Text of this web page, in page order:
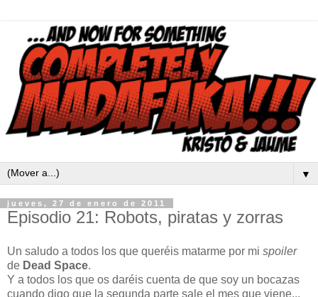
▼
jueves, 27 de enero de 2011
Episodio 21: Robots, piratas y zorras
Un saludo a todos los que queréis matarme por mi spoiler
de Dead Space.
Y a todos los que os daréis cuenta de que soy un bocazas
cuando digo que la segunda parte sale el mes que viene...